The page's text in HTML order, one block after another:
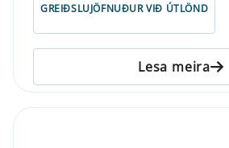
GREIÐSLUJÖFNUÐUR VIÐ ÚTLÖND
Lesa meira